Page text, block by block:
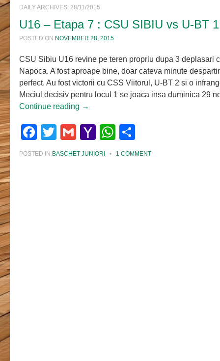
DAILY ARCHIVES: 28/11/2015
U16 – Etapa 7 : CSU SIBIU vs U-BT
POSTED ON NOVEMBER 28, 2015
CSU Sibiu U16 revine pe teren propriu dupa 3 deplasari
Napoca. A fost aproape bine, doar cateva minute
perfect. Au fost victorii cu CSS Viitorul, U-BT 2 si o
Meciul decisiv pentru locul 1 se joaca insa duminica 29
Continue reading →
Facebook
Twitter
GmailYahoo
Mail
WhatsApp
Share
POSTED IN BASCHET JUNIORI • 1 COMMENT